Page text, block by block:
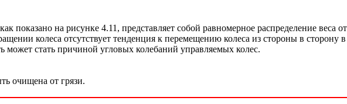
показано на рисунке 4.11 , представляет собой равномерное распределение веса
колеса отсутствует тенденция к перемещению колеса из стороны в сторону
может стать причиной угловых колебаний управляемых колес.
очищена от грязи.